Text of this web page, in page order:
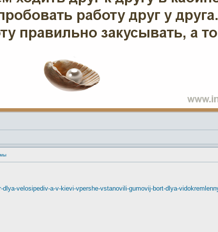
velosipediv-a-v-kievi-vpershe-vstanovili-gumovij-bort-dlya-